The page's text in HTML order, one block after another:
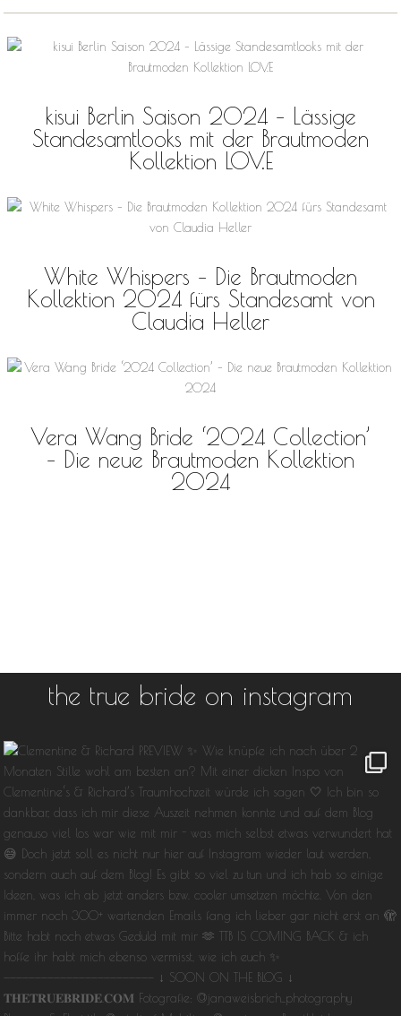
kisui Berlin Saison 2024 – Lässige
Standesamtlooks mit der Brautmoden
Kollektion LOV.E
White Whispers – Die Brautmoden
Kollektion 2024 fürs Standesamt von
Claudia Heller
Vera Wang Bride ‘2024 Collection’
– Die neue Brautmoden Kollektion
2024
the true bride on instagram